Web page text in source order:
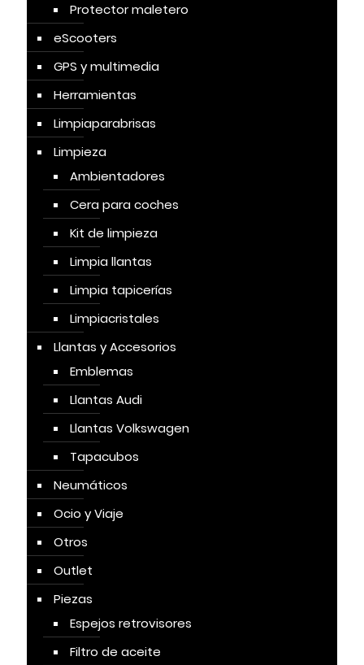
Protector maletero
eScooters
GPS y multimedia
Herramientas
Limpiaparabrisas
Limpieza
Ambientadores
Cera para coches
Kit de limpieza
Limpia llantas
Limpia tapicerías
Limpiacristales
Llantas y Accesorios
Emblemas
Llantas Audi
Llantas Volkswagen
Tapacubos
Neumáticos
Ocio y Viaje
Otros
Outlet
Piezas
Espejos retrovisores
Filtro de aceite